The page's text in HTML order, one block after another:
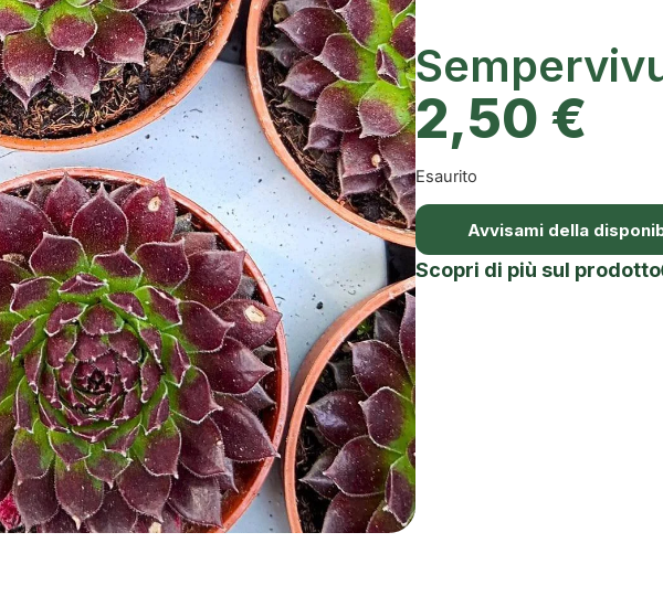
2,50 €
Esaurito
Avvisami della
Scopri di più sul prodotto